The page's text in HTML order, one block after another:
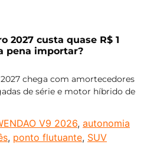
2027 custa quase R$ 1
pena importar?
chega com amortecedores
de série e motor híbrido de
V9 2026, autonomia
, ponto flutuante, SUV